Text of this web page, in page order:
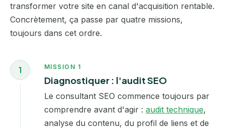
transformer votre site en canal d'acquisition rentable.
Concrètement, ça passe par quatre missions,
toujours dans cet ordre.
1 MISSION 1
Diagnostiquer : l'audit SEO
Le consultant SEO commence toujours par
comprendre avant d'agir : audit technique,
analyse du contenu, du profil de liens et de